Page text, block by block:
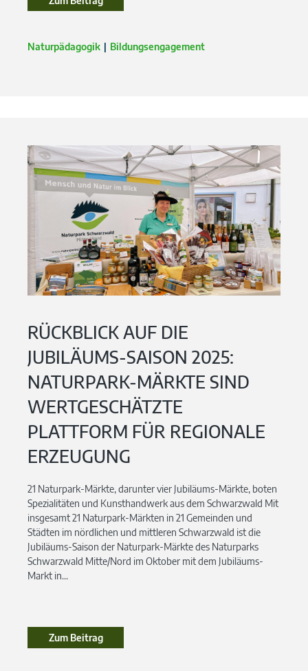
Naturpädagogik Bildungsengagement
RÜCKBLICK AUF DIE
JUBILÄUMS-SAISON 2025:
NATURPARK-MÄRKTE SIND
WERTGESCHÄTZTE
PLATTFORM FÜR REGIONALE
ERZEUGUNG
21 Naturpark-Märkte, darunter vier Jubiläums-Märkte, boten
Spezialitäten und Kunsthandwerk aus dem Schwarzwald Mit
insgesamt 21 Naturpark-Märkten in 21 Gemeinden und
Städten im nördlichen und mittleren Schwarzwald ist die
Jubiläums-Saison der Naturpark-Märkte des Naturparks
Schwarzwald Mitte/Nord im Oktober mit dem Jubiläums-
Markt in...
Zum BeitragZum Beitrag